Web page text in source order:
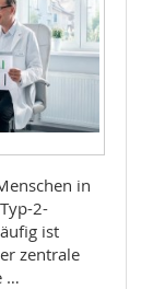
FITNESS
UND REISEN
in
2-
ist
zentrale
…